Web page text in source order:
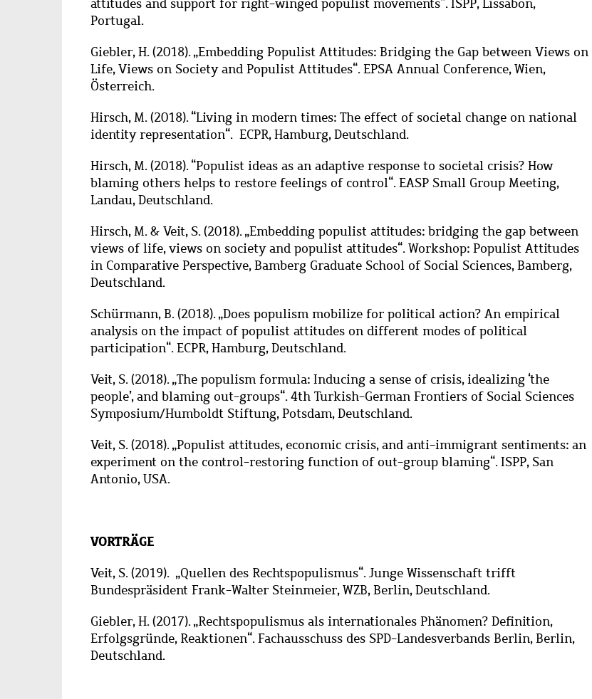
attitudes and support for right-winged populist movements“. ISPP, Lissabon,
Portugal.
Giebler, H. (2018).„Embedding Populist Attitudes: Bridging the Gap between Views on
Life, Views on Society and Populist Attitudes“. EPSA Annual Conference, Wien,
Österreich.
Hirsch, M. (2018). “Living in modern times: The effect of societal change on national
identity representation“. ECPR, Hamburg, Deutschland.
Hirsch, M. (2018).“Populist ideas as an adaptive response to societal crisis? How
blaming others helps to restore feelings of control“. EASP Small Group Meeting,
Landau, Deutschland.
Hirsch, M. & Veit, S. (2018).„Embedding populist attitudes: bridging the gap between
views of life, views on society and populist attitudes“. Workshop: Populist Attitudes
in Comparative Perspective, Bamberg Graduate School of Social Sciences, Bamberg,
Deutschland.
Schürmann, B. (2018).„Does populism mobilize for political action? An empirical
analysis on the impact of populist attitudes on different modes of political
participation“.ECPR, Hamburg,Deutschland.
Veit, S. (2018).„The populism formula: Inducing a sense of crisis, idealizing ‘the
people’, and blaming out-groups“. 4th Turkish-German Frontiers of Social Sciences
Symposium/Humboldt Stiftung, Potsdam,Deutschland.
Veit, S. (2018).„Populist attitudes, economic crisis, and anti-immigrant sentiments: an
experiment on the control-restoring function of out-group blaming“. ISPP, San
Antonio, USA.
VORTRÄGE
Veit, S. (2019). „Quellen des Rechtspopulismus“.Junge Wissenschaft trifft
Bundespräsident Frank-Walter Steinmeier, WZB, Berlin,Deutschland.
Giebler, H. (2017). „Rechtspopulismus als internationales Phänomen? Definition,
Erfolgsgründe, Reaktionen“. Fachausschuss des SPD-Landesverbands Berlin, Berlin,
Deutschland.